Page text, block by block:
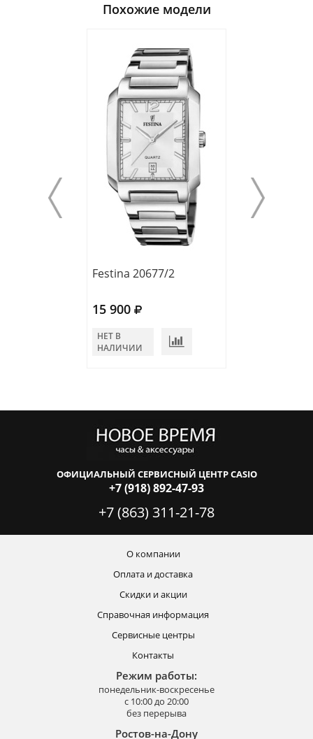
Похожие модели
Festina 20677/2
15 900
НЕТ В
НАЛИЧИИ
ОФИЦИАЛЬНЫЙ СЕРВИСНЫЙ ЦЕНТР CASIO
+7 (918) 892-47-93
+7 (863) 311-21-78
О компании
Оплата и доставка
Скидки и акции
Справочная информация
Сервисные центры
Контакты
Режим работы:
понедельник-воскресенье
с 10:00 до 20:00
без перерыва
Ростов-на-Дону